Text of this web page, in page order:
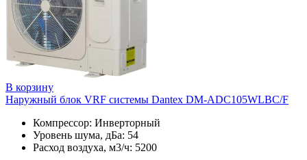
В корзину
Наружный блок VRF системы Dantex DM-ADC105WLBC/F
Компрессор: Инверторный
Уровень шума, дБа: 54
Расход воздуха, м3/ч: 5200